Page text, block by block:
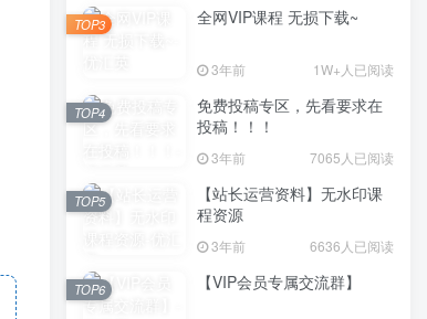
全网VIP课程 无损下载~
3年前 1W+人已阅读
TOP3
免费投稿专区，先看要求在
投稿！！！
3年前 7065人已阅读
TOP4
【站长运营资料】无水印课
程资源
3年前 6636人已阅读
TOP5
【VIP会员专属交流群】
TOP6